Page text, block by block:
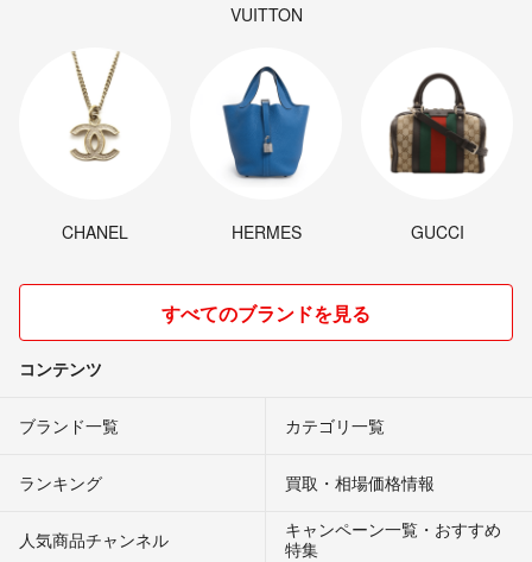
VUITTON
CHANEL HERMES GUCCI
すべてのブランドを見る
コンテンツ
ブランド一覧 カテゴリ一覧
ランキング 買取・相場価格情報
人気商品チャンネル
キャンペーン一覧・おすすめ
特集